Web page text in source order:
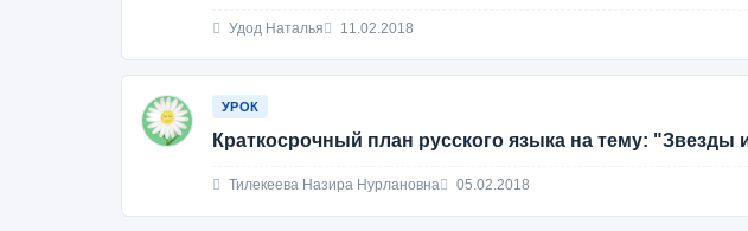
Удод Наталья 11.02.2018
УРОК
Краткосрочный план русского языка на тему: "Звезды
Тилекеева Назира Нурлановна 05.02.2018